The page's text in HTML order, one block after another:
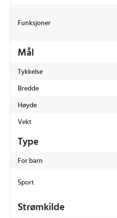
Funksjoner
Mål
Tykkelse
Bredde
Høyde
Vekt
Type
For barn
Sport
Strømkilde